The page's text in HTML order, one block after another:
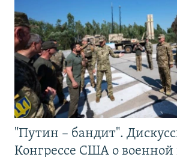
"Путин – бандит".
Конгрессе США о